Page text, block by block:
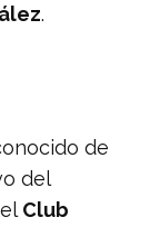
.
de
del
Club